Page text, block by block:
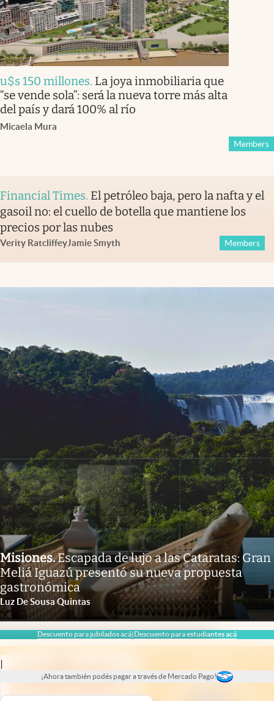
Descuento para jubilados acá|Descuento para estudiantes acá
|
¡Ahora también podés pagar a través de Mercado Pago!
u$s 150 millones. La joya inmobiliaria que
“se vende sola”: será la nueva torre más alta
del país y dará 100% al río
Micaela Mura
Members
Financial Times. El petróleo baja, pero la nafta y el
gasoil no: el cuello de botella que mantiene los
precios por las nubes
Verity RatcliffeyJamie Smyth Members
Misiones.Escapada de lujo a las Cataratas: Gran
Meliá Iguazú presentó su nueva propuesta
gastronómica
Luz De Sousa Quintas